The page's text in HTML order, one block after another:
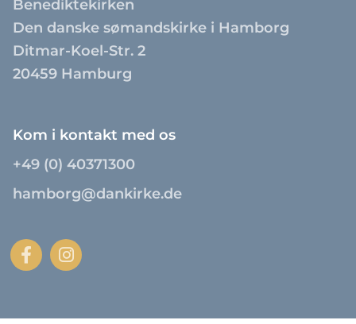
Benediktekirken
Den danske sømandskirke i Hamborg
Ditmar-Koel-Str. 2
20459 Hamburg
Kom i kontakt med os
+49 (0) 40371300
hamborg@dankirke.de